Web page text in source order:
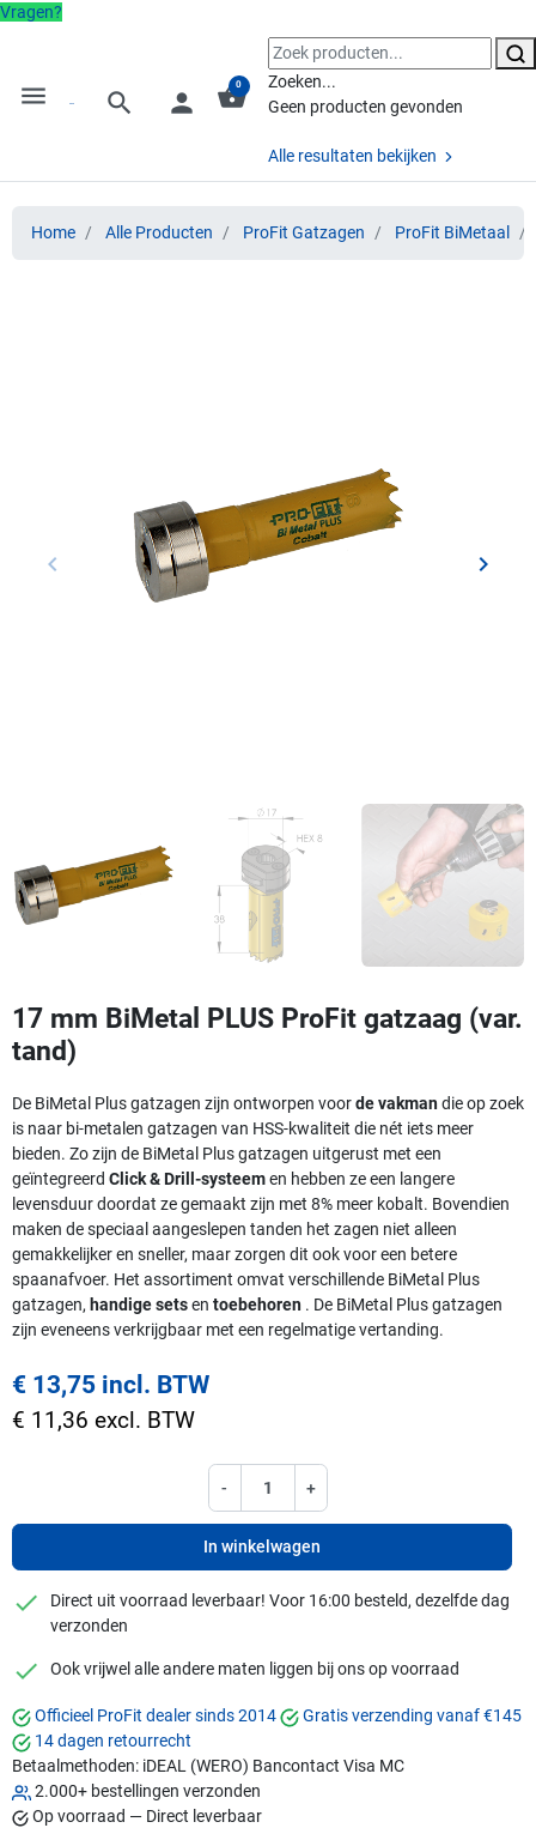
Vragen?
menu search person shopping_basket
0
Zoeken...
Geen producten gevonden
Alle resultaten bekijken
Home Alle Producten ProFit Gatzagen ProFit BiMetaal
Vorige
keyboard_arrow_left keyboard_arrow_right
17 mm BiMetal PLUS ProFit gatzaag (var.
tand)
De BiMetal Plus gatzagen zijn ontworpen voorde vakmandie op zoek
is naar bi-metalen gatzagen van HSS-kwaliteit die nét iets meer
bieden. Zo zijn de BiMetal Plus gatzagen uitgerust met een
geïntegreerd Click & Drill-systeemen hebben ze een langere
levensduur doordat ze gemaakt zijn met 8% meer kobalt. Bovendien
maken de speciaal aangeslepen tanden het zagen niet alleen
gemakkelijker en sneller, maar zorgen dit ook voor een betere
spaanafvoer. Het assortiment omvat verschillende BiMetal Plus
gatzagen, handige setsen toebehoren . De BiMetal Plus gatzagen
zijn eveneens verkrijgbaar met een regelmatige vertanding.
€ 13,75 incl. BTW
€ 11,36 excl. BTW
- +
In winkelwagen
checkmark
Direct uit voorraad leverbaar! Voor 16:00 besteld, dezelfde dag
verzonden
checkmark
Ook vrijwel alle andere maten liggen bij ons op voorraad
Officieel ProFit dealer sinds 2014
Gratis verzending vanaf €145
14 dagen retourrecht
Betaalmethoden: iDEAL (WERO) Bancontact Visa MC
2.000+ bestellingen verzonden
Op voorraad — Direct leverbaar